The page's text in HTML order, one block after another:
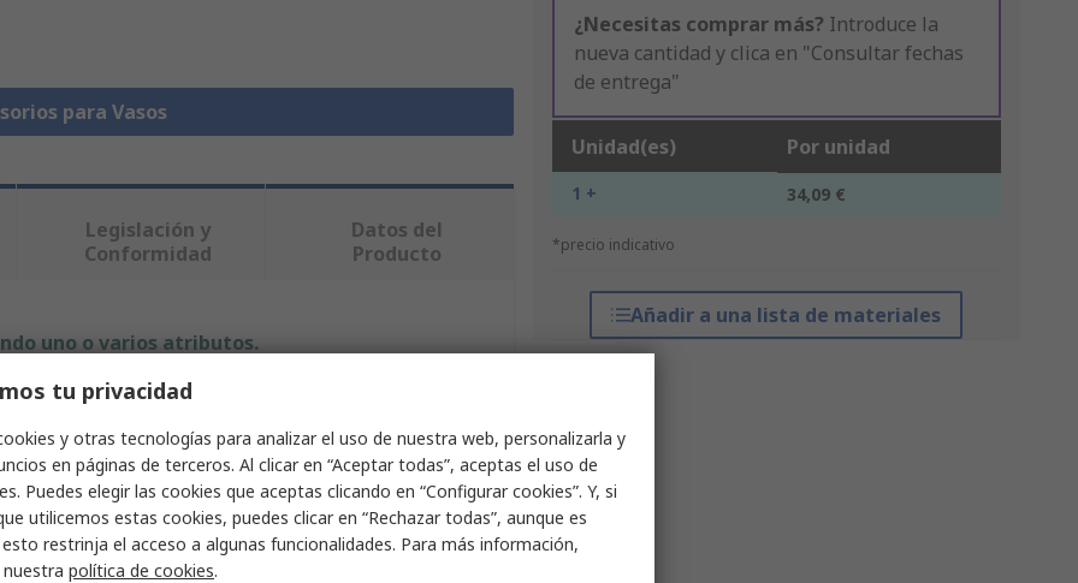
para Vasos
¿Necesitas comprar más? Introduce la
nueva cantidad y clica en "Consultar fechas
de entrega"
Unidad(es) Por unidad
1 + 34,09 €
*precio indicativo
Añadir a una lista de materiales
Legislación y
Conformidad
Datos del
Producto
uno o varios atributos.
Wera
Conector hembra
Dispositivo 1/4 in
tu privacidad
y otras tecnologías para analizar el uso de nuestra web, personalizarla y
en páginas de terceros. Al clicar en “Aceptar todas”, aceptas el uso de
Puedes elegir las cookies que aceptas clicando en “Configurar cookies”. Y, si
utilicemos estas cookies, puedes clicar en “Rechazar todas”, aunque es
restrinja el acceso a algunas funcionalidades. Para más información,
política de cookies.